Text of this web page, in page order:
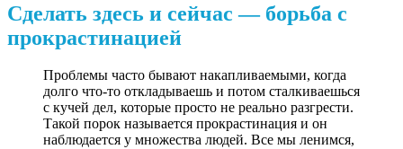
Сделать здесь и сейчас — борьба с
прокрастинацией
Проблемы часто бывают накапливаемыми, когда
долго что-то откладываешь и потом сталкиваешься
с кучей дел, которые просто не реально разгрести.
Такой порок называется прокрастинация и он
наблюдается у множества людей. Все мы ленимся,